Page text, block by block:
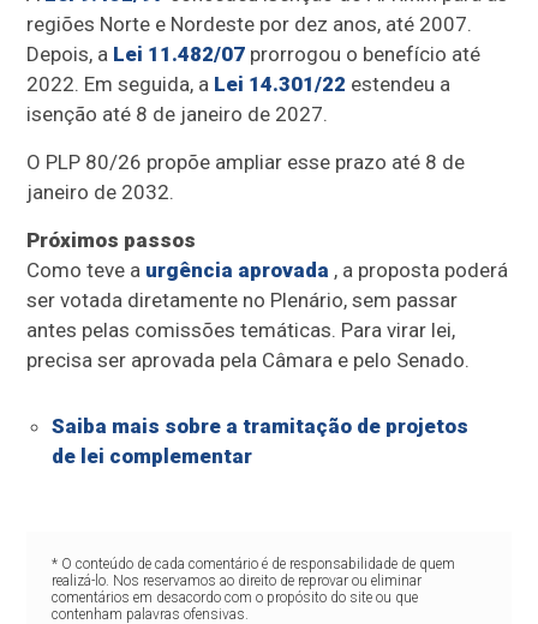
regiões Norte e Nordeste por dez anos, até 2007.
Depois, a Lei 11.482/07 prorrogou o benefício até
2022. Em seguida, a Lei 14.301/22 estendeu a
isenção até 8 de janeiro de 2027.
O PLP 80/26 propõe ampliar esse prazo até 8 de
janeiro de 2032.
Próximos passos
Como teve a urgência aprovada , a proposta poderá
ser votada diretamente no Plenário, sem passar
antes pelas comissões temáticas. Para virar lei,
precisa ser aprovada pela Câmara e pelo Senado.
Saiba mais sobre a tramitação de projetos
de lei complementar
* O conteúdo de cada comentário é de responsabilidade de quem
realizá-lo. Nos reservamos ao direito de reprovar ou eliminar
comentários em desacordo com o propósito do site ou que
contenham palavras ofensivas.